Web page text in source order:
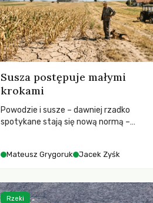
Susza postępuje małymi
krokami
Powodzie i susze – dawniej rzadko
spotykane stają się nową normą –
SGGW.
Mateusz Grygoruk Jacek Zyśk
Rzeki